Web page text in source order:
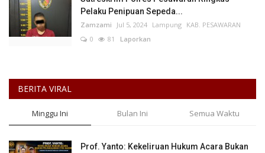
Pelaku Penipuan Sepeda...
Zamzami Jul 5, 2024 Lampung KAB. PESAWARAN
0
81 Laporkan
BERITA VIRAL
Minggu Ini Bulan Ini Semua Waktu
Prof. Yanto: Kekeliruan Hukum Acara Bukan